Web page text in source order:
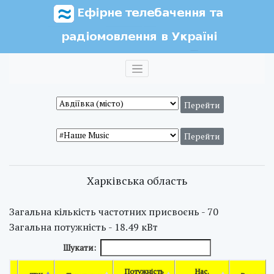
Харківська область
Загальна кількість частотних присвоєнь - 70
Загальна потужність - 18.49 кВт
Шукати:
Потужність
Нас.